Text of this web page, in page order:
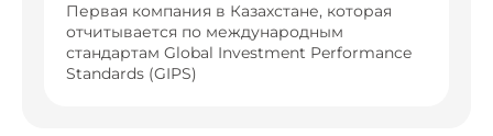
Первая компания в Казахстане, которая
отчитывается по международным
стандартам Global Investment Performance
Standards (GIPS)